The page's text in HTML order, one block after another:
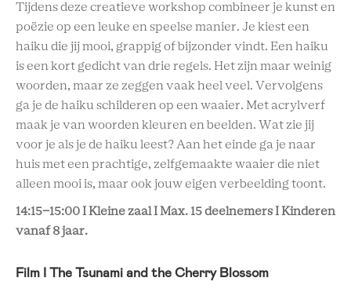
Tijdens deze creatieve workshop combineer je kunst en
poëzie op een leuke en speelse manier. Je kiest een
haiku die jij mooi, grappig of bijzonder vindt. Een haiku
is een kort gedicht van drie regels. Het zijn maar weinig
woorden, maar ze zeggen vaak heel veel. Vervolgens
ga je de haiku schilderen op een waaier. Met acrylverf
maak je van woorden kleuren en beelden. Wat zie jij
voor je als je de haiku leest? Aan het einde ga je naar
huis met een prachtige, zelfgemaakte waaier die niet
alleen mooi is, maar ook jouw eigen verbeelding toont.
14:15-15:00 I Kleine zaal I Max. 15 deelnemers I Kinderen
vanaf 8 jaar.
Film I The Tsunami and the Cherry Blossom